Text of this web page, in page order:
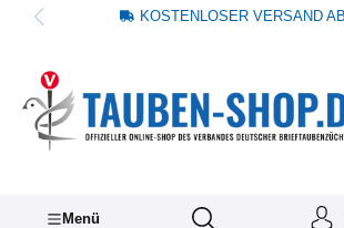
springen KOSTENLOSER VERSAND
Menü